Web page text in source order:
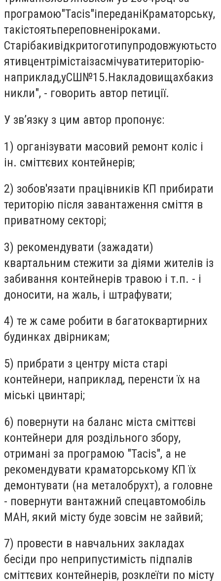
програмою"Tacis"іпереданіКраматорську,
такістоятьпереповненіроками.
Старібакивідкритоготипупродовжуютьсто
ятивцентрімістаізасмічуватитериторію-
наприклад,уСШ№15.Накладовищахбакиз
никли", - говорить автор петиції.
У зв’язку з цим автор пропонує:
1) організувати масовий ремонт коліс і
ін. сміттєвих контейнерів;
2) зобов'язати працівників КП прибирати
територію після завантаження сміття в
приватному секторі;
3) рекомендувати (зажадати)
квартальним стежити за діями жителів із
забивання контейнерів травою і т.п. - і
доносити, на жаль, і штрафувати;
4) те ж саме робити в багатоквартирних
будинках двірникам;
5) прибрати з центру міста старі
контейнери, наприклад, перенсти їх на
міські цвинтарі;
6) повернути на баланс міста сміттєві
контейнери для роздільного збору,
отримані за програмою "Tacis", а не
рекомендувати краматорському КП їх
демонтувати (на металобрухт), а головне
- повернути вантажний спецавтомобіль
МАН, який місту буде зовсім не зайвий;
7) провести в навчальних закладах
бесіди про неприпустимість підпалів
сміттєвих контейнерів, розклеїти по місту